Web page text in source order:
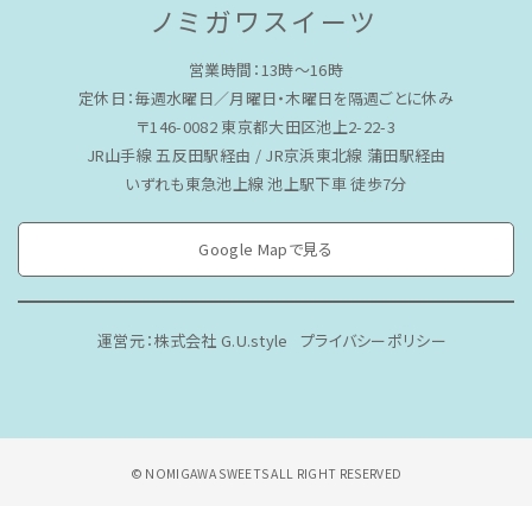
ノミガワスイーツ
営業時間：13時〜16時
定休日：毎週水曜日／月曜日・木曜日を隔週ごとに休み
〒146-0082 東京都大田区池上2-22-3
JR山手線 五反田駅経由 / JR京浜東北線 蒲田駅経由
いずれも東急池上線 池上駅下車 徒歩7分
Google Mapで見る
運営元：株式会社 G.U.style プライバシーポリシー
© NOMIGAWA SWEETS ALL RIGHT RESERVED